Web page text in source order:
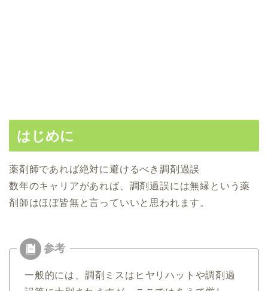
はじめに
薬剤師であれば絶対に避けるべき調剤過誤
数年のキャリアがあれば、調剤過誤には無縁という薬
剤師はほぼ皆無と言っていいと思われます。
一般的には、調剤ミスはヒヤリハットや調剤過